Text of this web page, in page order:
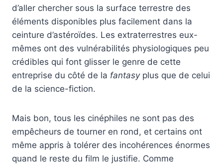
d’aller chercher sous la surface terrestre des
éléments disponibles plus facilement dans la
ceinture d’astéroïdes. Les extraterrestres eux-
mêmes ont des vulnérabilités physiologiques peu
crédibles qui font glisser le genre de cette
entreprise du côté de la fantasyplus que de celui
de la science-fiction.
Mais bon, tous les cinéphiles ne sont pas des
empêcheurs de tourner en rond, et certains ont
même appris à tolérer des incohérences énormes
quand le reste du film le justifie. Comme